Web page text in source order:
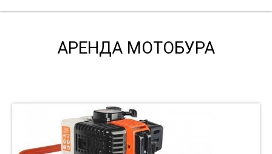
АРЕНДА МОТОБУРА